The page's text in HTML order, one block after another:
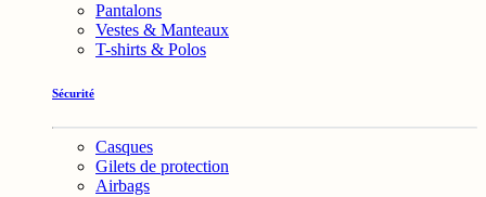
Pantalons
Vestes & Manteaux
T-shirts & Polos
Sécurité
Casques
Gilets de protection
Airbags